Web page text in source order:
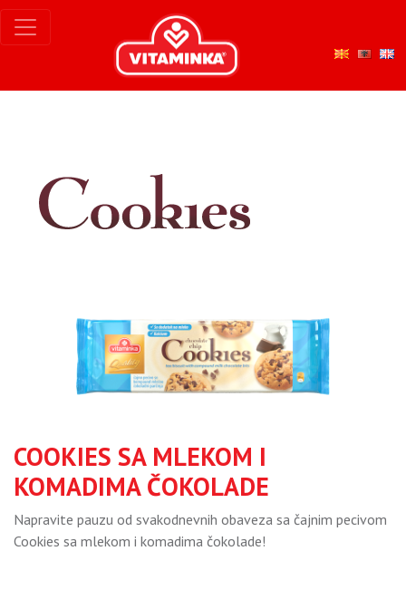
COOKIES SA MLEKOM I
KOMADIMA ČOKOLADE
Napravite pauzu od svakodnevnih obaveza sa čajnim pecivom
Cookies sa mlekom i komadima čokolade!